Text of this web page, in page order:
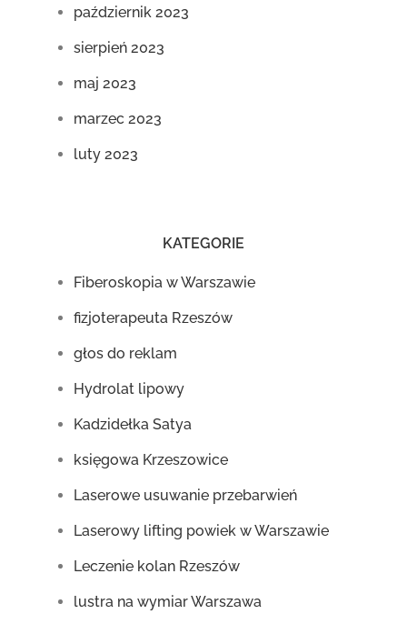
październik 2023
sierpień 2023
maj 2023
marzec 2023
luty 2023
KATEGORIE
Fiberoskopia w Warszawie
fizjoterapeuta Rzeszów
głos do reklam
Hydrolat lipowy
Kadzidełka Satya
księgowa Krzeszowice
Laserowe usuwanie przebarwień
Laserowy lifting powiek w Warszawie
Leczenie kolan Rzeszów
lustra na wymiar Warszawa